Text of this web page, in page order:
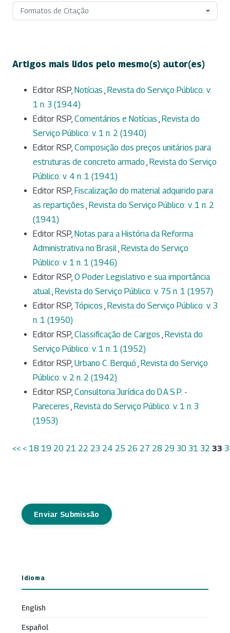
Formatos de Citação
Artigos mais lidos pelo mesmo(s) autor(es)
Editor RSP, Notícias , Revista do Serviço Público: v.
1 n. 3 (1944)
Editor RSP, Comentários e Notícias , Revista do
Serviço Público: v. 1 n. 2 (1940)
Editor RSP, Composição dos preços unitários para
estruturas de concreto armado , Revista do Serviço
Público: v. 4 n. 1 (1941)
Editor RSP, Fiscalização do material adquirido para
as repartições , Revista do Serviço Público: v. 1 n. 2
(1941)
Editor RSP, Notas para a História da Reforma
Administrativa no Brasil, Revista do Serviço
Público: v. 1 n. 1 (1946)
Editor RSP, O Poder Legislativo e sua importância
atual, Revista do Serviço Público: v. 75 n. 1 (1957)
Editor RSP, Tópicos , Revista do Serviço Público: v. 3
n. 1 (1950)
Editor RSP, Classificação de Cargos , Revista do
Serviço Público: v. 1 n. 1 (1952)
Editor RSP, Urbano C. Berquó , Revista do Serviço
Público: v. 2 n. 2 (1942)
Editor RSP, Consultoria Jurídica do D.A.S.P. -
Pareceres , Revista do Serviço Público: v. 1 n. 3
(1953)
<< < 18 19 20 21 22 23 24 25 26 27 28 29 30 31 32 33
Enviar Submissão
Idioma
English
Español